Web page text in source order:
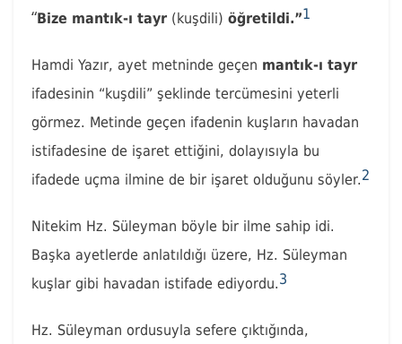
“Bize mantık-ı tayr (kuşdili) öğretildi.”1
Hamdi Yazır, ayet metninde geçen mantık-ı tayr
ifadesinin “kuşdili” şeklinde tercümesini yeterli
görmez. Metinde geçen ifadenin kuşların havadan
istifadesine de işaret ettiğini, dolayısıyla bu
ifadede uçma ilmine de bir işaret olduğunu söyler.2
Nitekim Hz. Süleyman böyle bir ilme sahip idi.
Başka ayetlerde anlatıldığı üzere, Hz. Süleyman
kuşlar gibi havadan istifade ediyordu.3
Hz. Süleyman ordusuyla sefere çıktığında,